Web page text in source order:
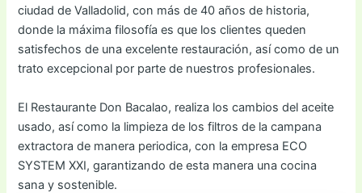
ciudad de Valladolid, con más de 40 años de historia,
donde la máxima filosofía es que los clientes queden
satisfechos de una excelente restauración, así como de un
trato excepcional por parte de nuestros profesionales.
El Restaurante Don Bacalao, realiza los cambios del aceite
usado, así como la limpieza de los filtros de la campana
extractora de manera periodica, con la empresa ECO
SYSTEM XXI, garantizando de esta manera una cocina
sana y sostenible.